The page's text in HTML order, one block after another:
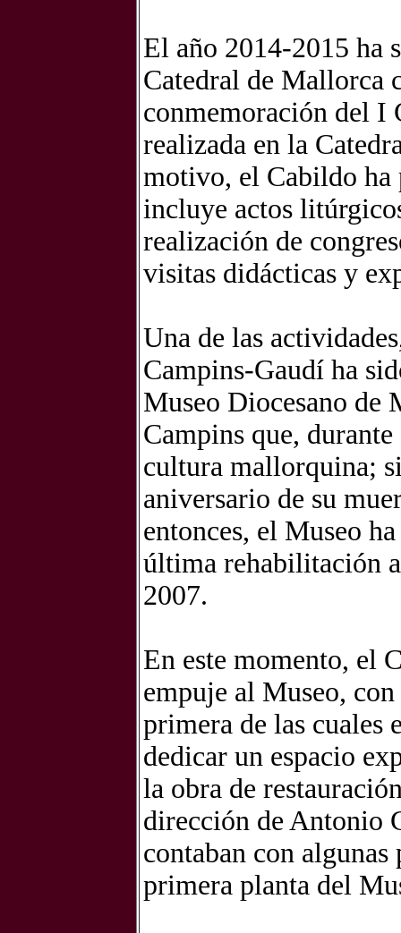
El año 2014-2015 ha
Catedral de Mallorca
conmemoración del I
realizada en la
motivo, el Cabildo ha
incluye actos
realización de
visitas didácticas y
Una de las
Campins-Gaudí ha
Museo Diocesano de
Campins que,
cultura mallorquina;
aniversario de su
entonces, el Museo
última rehabilitación
2007.
En este momento, el
empuje al Museo,
primera de las cuales
dedicar un espacio
la obra de
dirección de Antonio
contaban con
primera planta del